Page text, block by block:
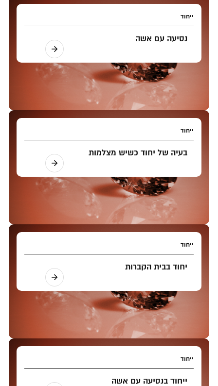
ייחוד
נסיעה עם אשה
ייחוד
בעיה של יחוד כשיש מצלמות
ייחוד
יחוד בבית הקברות
ייחוד
ייחוד בנסיעה עם אשה